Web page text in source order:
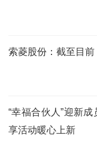
索菱股份：截至目
“幸福合伙人”迎新
享活动暖心上新